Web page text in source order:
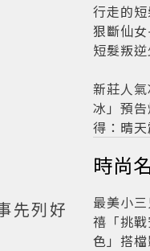
先列好
行走的
狠斷仙
短髮叛
新莊人
冰」預
得：晴
時尚
最美小
禧「挑
色」搭